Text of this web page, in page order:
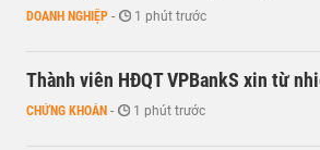
DOANH NGHIỆP - 1 phút trước
Thành viên HĐQT VPBankS xin từ
CHỨNG KHOÁN - 1 phút trước